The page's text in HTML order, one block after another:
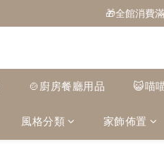
🎁全館消費
🎁全館消費
🚛全館滿$799超
🎁全館消費
🍲廚房餐廳用品 😺喵
風格分類 家飾佈置